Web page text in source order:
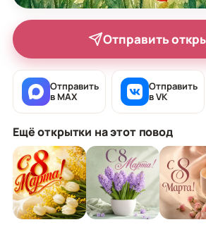
Отправить
Отправить
в MAX
Отправить
в VK
Ещё открытки на этот повод